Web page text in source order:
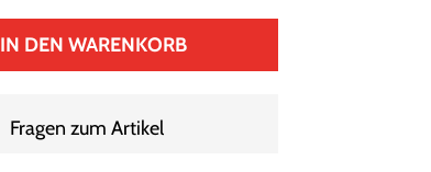
IN DEN WARENKORB
Fragen zum Artikel